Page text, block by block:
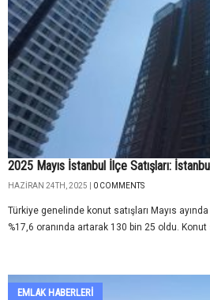
2025 Mayıs İstanbul İlçe Satışları:
HAZIRAN 24TH, 2025 | 0 COMMENTS
Türkiye genelinde konut satışları Mayıs
%17,6 oranında artarak 130 bin 25 oldu. Konut
EMLAK HABERLERI